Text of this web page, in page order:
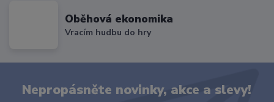
Oběhová ekonomika
Vracím hudbu do hry
Nepropásněte novinky, akce a slevy!